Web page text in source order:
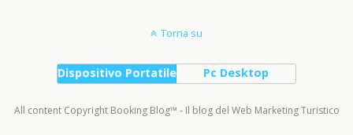
Torna su
Dispositivo Portatile Pc Desktop
All content Copyright Booking Blog™ - Il blog del Web Marketing Turistico